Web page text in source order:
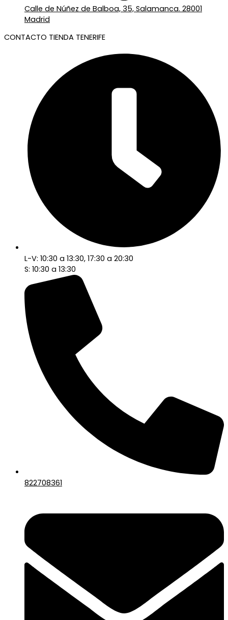
Calle de Núñez de Balboa, 35, Salamanca. 28001
Madrid
CONTACTO TIENDA TENERIFE
L-V: 10:30 a 13:30, 17:30 a 20:30
S: 10:30 a 13:30
822708361